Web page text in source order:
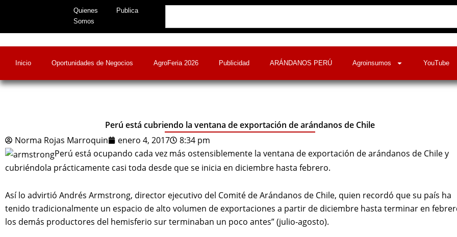
content
Quienes
Somos
Publica
Inicio Oportunidades de Negocios AgroFeria 2026 Publicidad ARÁNDANOS PERÚ Agroinsumos YouTube
Perú está cubriendo la ventana de exportación de arándanos de Chile
Norma Rojas Marroquin
enero 4, 2017
8:34 pm
Perú está ocupando cada vez más ostensiblemente la ventana de exportación de arándanos de Chile y
cubriéndola prácticamente casi toda desde que se inicia en diciembre hasta febrero.
Así lo advirtió Andrés Armstrong, director ejecutivo del Comité de Arándanos de Chile, quien recordó que su país ha
tenido tradicionalmente un espacio de alto volumen de exportaciones a partir de diciembre hasta terminar en
los demás productores del hemisferio sur terminaban un poco antes” (julio-agosto).